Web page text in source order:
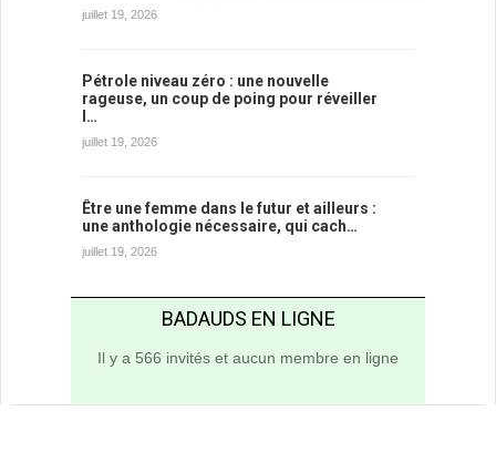
juillet 19, 2026
Pétrole niveau zéro : une nouvelle
rageuse, un coup de poing pour réveiller
l…
juillet 19, 2026
Être une femme dans le futur et ailleurs :
une anthologie nécessaire, qui cach…
juillet 19, 2026
BADAUDS EN LIGNE
Il y a 566 invités et aucun membre en ligne